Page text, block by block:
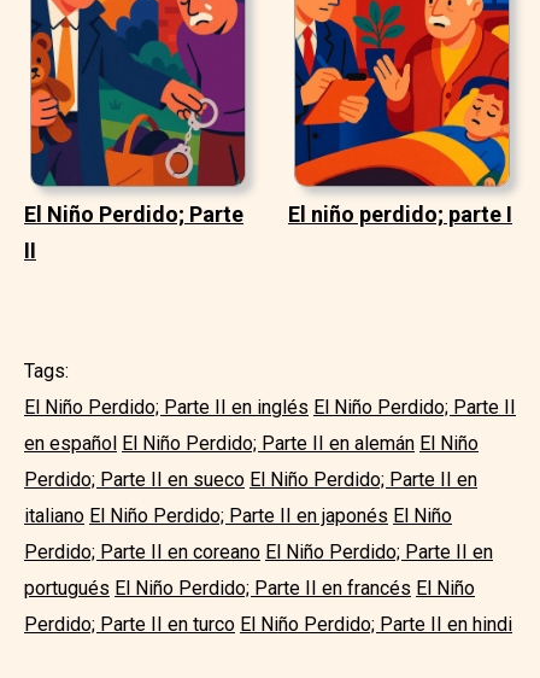
El Niño Perdido; Parte
II
El niño perdido; parte I
Tags:
El Niño Perdido; Parte II en inglés El Niño Perdido; Parte II
en español El Niño Perdido; Parte II en alemán El Niño
Perdido; Parte II en sueco El Niño Perdido; Parte II en
italiano El Niño Perdido; Parte II en japonés El Niño
Perdido; Parte II en coreano El Niño Perdido; Parte II en
portugués El Niño Perdido; Parte II en francés El Niño
Perdido; Parte II en turco El Niño Perdido; Parte II en hindi